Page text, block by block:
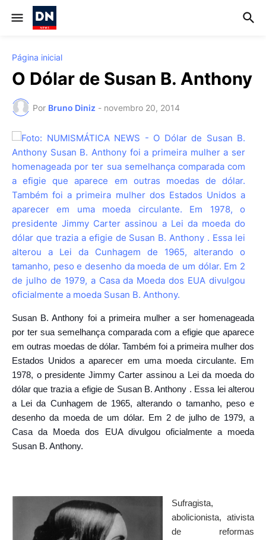
Página inicial
O Dólar de Susan B. Anthony
Por Bruno Diniz - novembro 20, 2014
Susan B. Anthony foi a primeira mulher a ser homenageada
por ter sua semelhança comparada com a efigie que aparece
em outras moedas de dólar. Também foi a primeira mulher dos
Estados Unidos a aparecer em uma moeda circulante. Em
1978, o presidente Jimmy Carter assinou a Lei da moeda do
dólar que trazia a efigie de Susan B. Anthony . Essa lei alterou
a Lei da Cunhagem de 1965, alterando o tamanho, peso e
desenho da moeda de um dólar. Em 2 de julho de 1979, a
Casa da Moeda dos EUA divulgou oficialmente a moeda
Susan B. Anthony.
Sufragista,
abolicionista, ativista
de reformas